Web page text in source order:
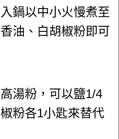
鍋以中小火慢煮至
油、白胡椒粉即可
湯粉，可以鹽1/4
粉各1小匙來替代